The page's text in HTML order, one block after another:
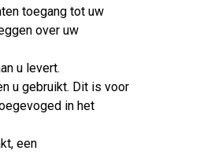
toegang tot uw
over uw
u levert.
u gebruikt. Dit is voor
in het
een